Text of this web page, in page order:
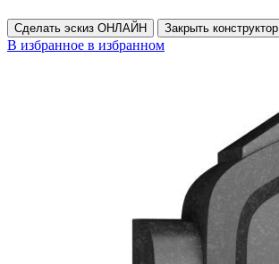
Сделать эскиз ОНЛАЙН Закрыть конструктор
В избранное в избранном